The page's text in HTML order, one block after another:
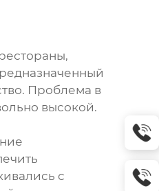
Проблема в
высокой.
с